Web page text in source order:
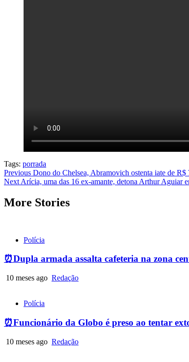
Tags: porrada
Post
navigation
Previous Dono do Chelsea, Abramovich ostenta iate de
Next Arícia, uma das 16 ex-amante, detona Arthur Aguiar
More Stories
Polícia
⏰Dupla armada assalta cafeteria na zona
10 meses ago Redação
Polícia
⏰Funcionário da Globo é preso ao tentar
10 meses ago Redação